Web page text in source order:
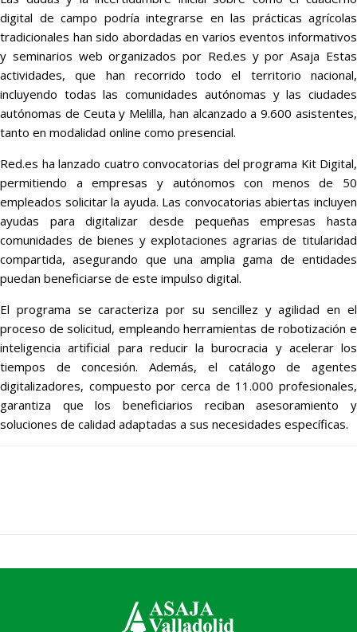
digital de campo podría integrarse en las prácticas agrícolas
tradicionales han sido abordadas en varios eventos informativos
y seminarios web organizados por Red.es y por Asaja Estas
actividades, que han recorrido todo el territorio nacional,
incluyendo todas las comunidades autónomas y las ciudades
autónomas de Ceuta y Melilla, han alcanzado a 9.600 asistentes,
tanto en modalidad online como presencial.
Red.es ha lanzado cuatro convocatorias del programa Kit Digital,
permitiendo a empresas y autónomos con menos de 50
empleados solicitar la ayuda. Las convocatorias abiertas incluyen
ayudas para digitalizar desde pequeñas empresas hasta
comunidades de bienes y explotaciones agrarias de titularidad
compartida, asegurando que una amplia gama de entidades
puedan beneficiarse de este impulso digital.
El programa se caracteriza por su sencillez y agilidad en el
proceso de solicitud, empleando herramientas de robotización e
inteligencia artificial para reducir la burocracia y acelerar los
tiempos de concesión. Además, el catálogo de agentes
digitalizadores, compuesto por cerca de 11.000 profesionales,
garantiza que los beneficiarios reciban asesoramiento y
soluciones de calidad adaptadas a sus necesidades específicas.